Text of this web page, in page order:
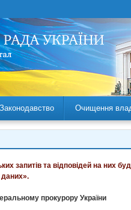
Законодавство Очищення
запитів та відповідей на
даних».
прокурору України